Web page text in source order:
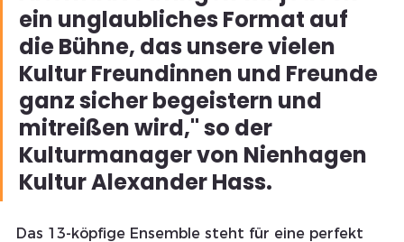
ein unglaubliches Format auf
die Bühne, das unsere vielen
Kultur Freundinnen und Freunde
ganz sicher begeistern und
mitreißen wird," so der
Kulturmanager von Nienhagen
Kultur Alexander Hass.
Das 13-köpfige Ensemble steht für eine perfekt